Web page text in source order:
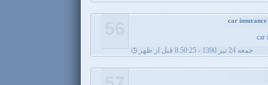
car
جمعه 24 تیر 1390 - 8:50:25 قبل از ظهر